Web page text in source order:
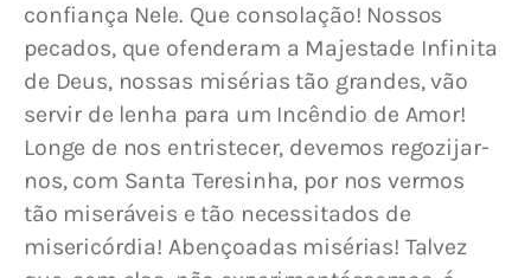
confiança Nele. Que consolação! Nossos
pecados, que ofenderam a Majestade Infinita
de Deus, nossas misérias tão grandes, vão
servir de lenha para um Incêndio de Amor!
Longe de nos entristecer, devemos regozijar-
nos, com Santa Teresinha, por nos vermos
tão miseráveis e tão necessitados de
misericórdia! Abençoadas misérias! Talvez